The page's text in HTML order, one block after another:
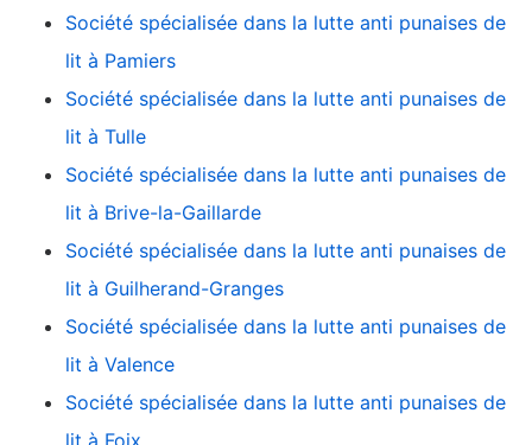
Société spécialisée dans la lutte anti punaises de
lit à Pamiers
Société spécialisée dans la lutte anti punaises de
lit à Tulle
Société spécialisée dans la lutte anti punaises de
lit à Brive-la-Gaillarde
Société spécialisée dans la lutte anti punaises de
lit à Guilherand-Granges
Société spécialisée dans la lutte anti punaises de
lit à Valence
Société spécialisée dans la lutte anti punaises de
lit à Foix